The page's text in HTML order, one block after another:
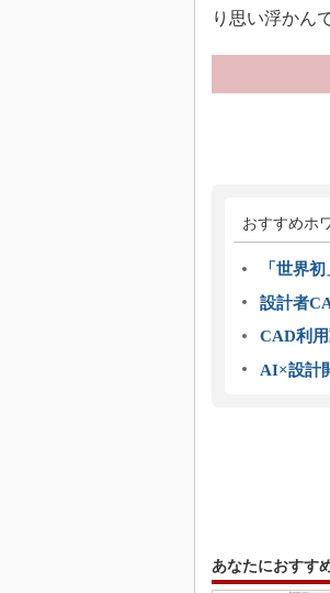
り思い浮かん
おすすめホ
「世界
設計者
CAD利
AI×設計
あなたにおすす